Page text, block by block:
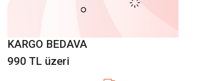
KARGO BEDAVA
990 TL üzeri